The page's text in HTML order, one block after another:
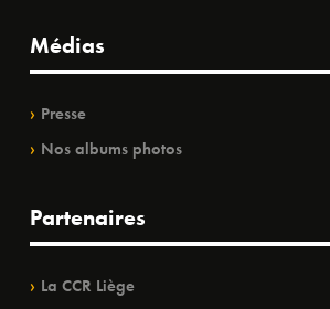
Médias
Presse
Nos albums photos
Partenaires
La CCR Liège